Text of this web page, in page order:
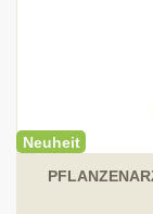
Neuheit